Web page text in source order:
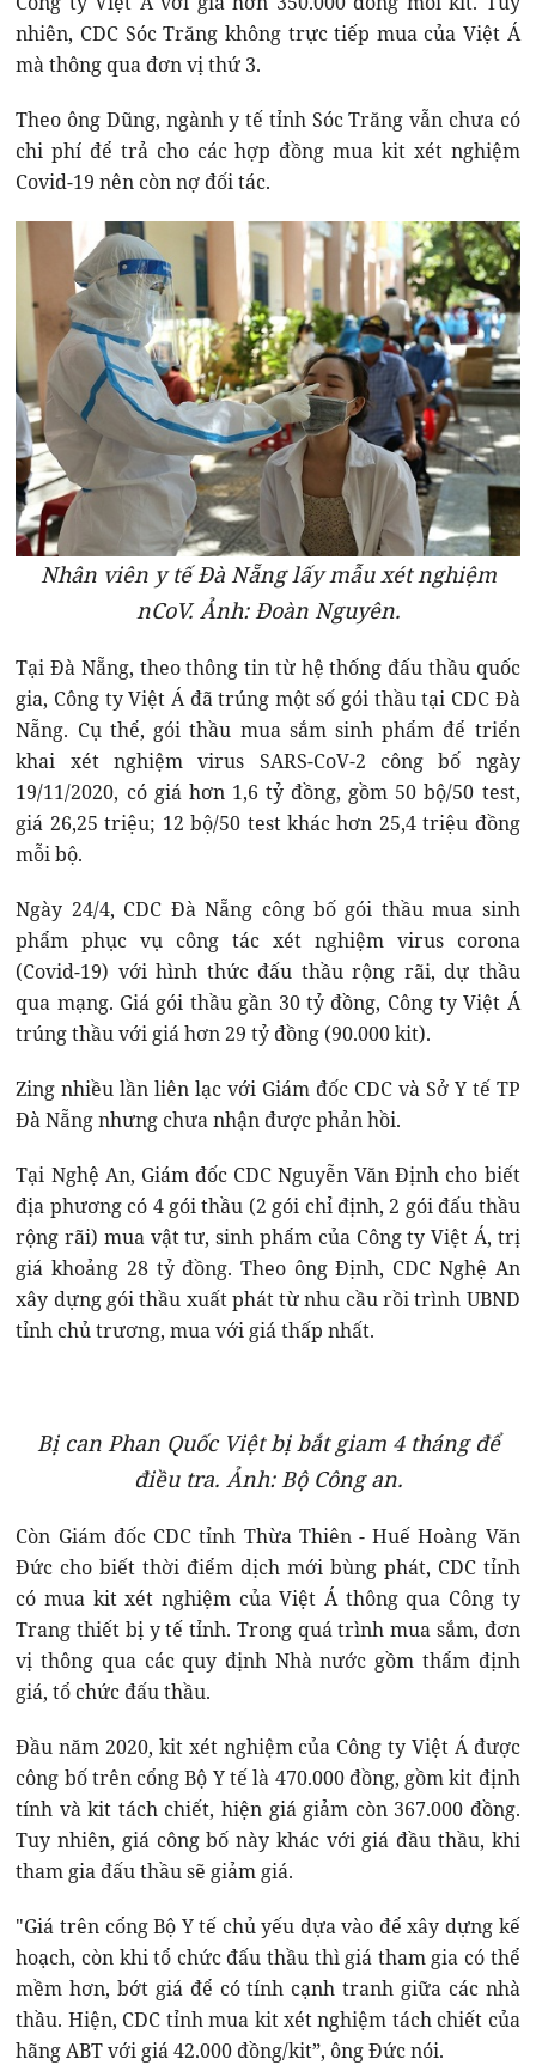
nhiên, CDC Sóc Trăng không trực tiếp mua của Việt Á
mà thông qua đơn vị thứ 3.
Theo ông Dũng, ngành y tế tỉnh Sóc Trăng vẫn chưa có
chi phí để trả cho các hợp đồng mua kit xét nghiệm
Covid-19 nên còn nợ đối tác.
Nhân viên y tế Đà Nẵng lấy mẫu xét nghiệm
nCoV. Ảnh: Đoàn Nguyên.
Tại Đà Nẵng, theo thông tin từ hệ thống đấu thầu quốc
gia, Công ty Việt Á đã trúng một số gói thầu tại CDC Đà
Nẵng. Cụ thể, gói thầu mua sắm sinh phẩm để triển
khai xét nghiệm virus SARS-CoV-2 công bố ngày
19/11/2020, có giá hơn 1,6 tỷ đồng, gồm 50 bộ/50 test,
giá 26,25 triệu; 12 bộ/50 test khác hơn 25,4 triệu đồng
mỗi bộ.
Ngày 24/4, CDC Đà Nẵng công bố gói thầu mua sinh
phẩm phục vụ công tác xét nghiệm virus corona
(Covid-19) với hình thức đấu thầu rộng rãi, dự thầu
qua mạng. Giá gói thầu gần 30 tỷ đồng, Công ty Việt Á
trúng thầu với giá hơn 29 tỷ đồng (90.000 kit).
Zing nhiều lần liên lạc với Giám đốc CDC và Sở Y tế TP
Đà Nẵng nhưng chưa nhận được phản hồi.
Tại Nghệ An, Giám đốc CDC Nguyễn Văn Định cho biết
địa phương có 4 gói thầu (2 gói chỉ định, 2 gói đấu thầu
rộng rãi) mua vật tư, sinh phẩm của Công ty Việt Á, trị
giá khoảng 28 tỷ đồng. Theo ông Định, CDC Nghệ An
xây dựng gói thầu xuất phát từ nhu cầu rồi trình UBND
tỉnh chủ trương, mua với giá thấp nhất.
Bị can Phan Quốc Việt bị bắt giam 4 tháng để
điều tra. Ảnh: Bộ Công an.
Còn Giám đốc CDC tỉnh Thừa Thiên - Huế Hoàng Văn
Đức cho biết thời điểm dịch mới bùng phát, CDC tỉnh
có mua kit xét nghiệm của Việt Á thông qua Công ty
Trang thiết bị y tế tỉnh. Trong quá trình mua sắm, đơn
vị thông qua các quy định Nhà nước gồm thẩm định
giá, tổ chức đấu thầu.
Đầu năm 2020, kit xét nghiệm của Công ty Việt Á được
công bố trên cổng Bộ Y tế là 470.000 đồng, gồm kit định
tính và kit tách chiết, hiện giá giảm còn 367.000 đồng.
Tuy nhiên, giá công bố này khác với giá đầu thầu, khi
tham gia đấu thầu sẽ giảm giá.
"Giá trên cổng Bộ Y tế chủ yếu dựa vào để xây dựng kế
hoạch, còn khi tổ chức đấu thầu thì giá tham gia có thể
mềm hơn, bớt giá để có tính cạnh tranh giữa các nhà
thầu. Hiện, CDC tỉnh mua kit xét nghiệm tách chiết của
hãng ABT với giá 42.000 đồng/kit”, ông Đức nói.